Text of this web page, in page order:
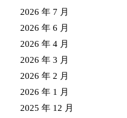
2026 年 7 月
2026 年 6 月
2026 年 4 月
2026 年 3 月
2026 年 2 月
2026 年 1 月
2025 年 12 月